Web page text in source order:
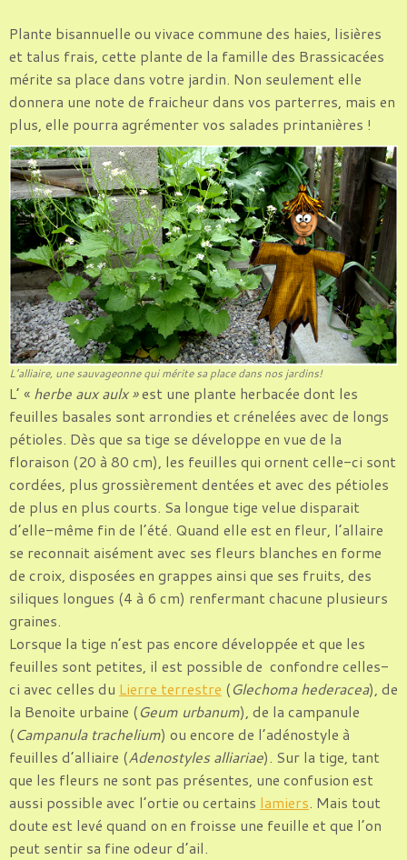
Plante bisannuelle ou vivace commune des haies, lisières
et talus frais, cette plante de la famille des Brassicacées
mérite sa place dans votre jardin. Non seulement elle
donnera une note de fraicheur dans vos parterres, mais en
plus, elle pourra agrémenter vos salades printanières !
L’alliaire, une sauvageonne qui mérite sa place dans nos jardins!
L’ « herbe aux aulx »est une plante herbacée dont les
feuilles basales sont arrondies et crénelées avec de longs
pétioles. Dès que sa tige se développe en vue de la
floraison (20 à 80 cm), les feuilles qui ornent celle-ci sont
cordées, plus grossièrement dentées et avec des pétioles
de plus en plus courts. Sa longue tige velue disparait
d’elle-même fin de l’été. Quand elle est en fleur, l’allaire
se reconnait aisément avec ses fleurs blanches en forme
de croix, disposées en grappes ainsi que ses fruits, des
siliques longues (4 à 6 cm) renfermant chacune plusieurs
graines.
Lorsque la tige n’est pas encore développée et que les
feuilles sont petites, il est possible de confondre celles-
ci avec celles du Lierre terrestre (Glechoma hederacea), de
la Benoite urbaine (Geum urbanum), de la campanule
(Campanula trachelium) ou encore de l’adénostyle à
feuilles d’alliaire (Adenostyles alliariae). Sur la tige, tant
que les fleurs ne sont pas présentes, une confusion est
aussi possible avec l’ortie ou certains lamiers. Mais tout
doute est levé quand on en froisse une feuille et que l’on
peut sentir sa fine odeur d’ail.